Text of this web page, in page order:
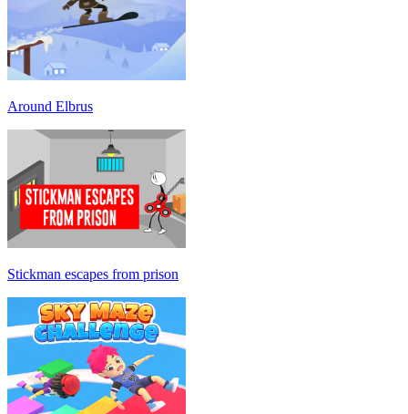
Around Elbrus
Stickman escapes from prison